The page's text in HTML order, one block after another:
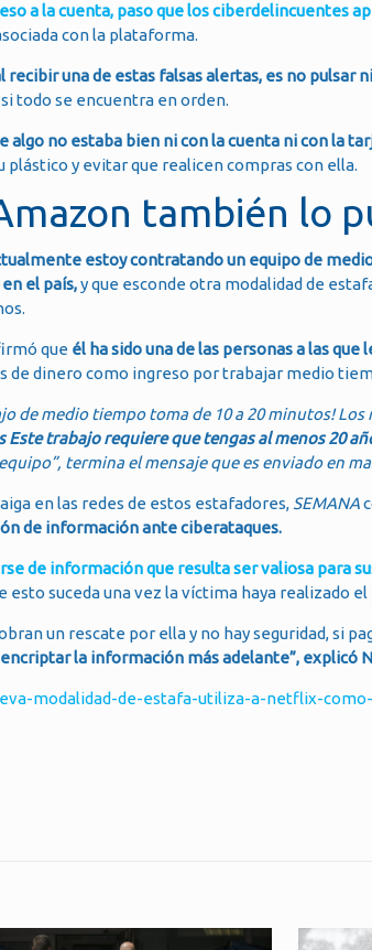
a la cuenta, paso que los ciberdelincuentes
con la plataforma.
una de estas falsas alertas, es no pulsar
todo se encuentra en orden.
algo no estaba bien ni con la cuenta ni con la
y evitar que realicen compras con ella.
también lo
estoy contratando un equipo de
el país,y que esconde otra modalidad de
que él ha sido una de las personas a las
dinero como ingreso por trabajar medio
de medio tiempo toma de 10 a 20 minutos!
Este trabajo requiere que tengas al menos 20
termina el mensaje que es enviado en
en las redes de estos estafadores, SEMANA
de información ante ciberataques.
de información que resulta ser valiosa para
suceda una vez la víctima haya realizado el
un rescate por ella y no hay seguridad, si
la información más adelante”, explicó
modalidad-de-estafa-utiliza-a-netflix-